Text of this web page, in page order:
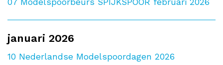
07 Modelspoorbeurs SPIJKSPOOR februari 2026
januari 2026
10 Nederlandse Modelspoordagen 2026